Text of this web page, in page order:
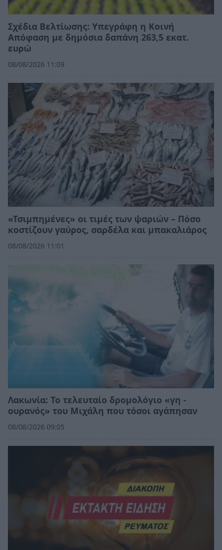
Σχέδια Βελτίωσης: Υπεγράφη η Κοινή
Απόφαση με δημόσια δαπάνη 263,5 εκατ.
ευρώ
08/08/2026 11:09
«Τσιμπημένες» οι τιμές των ψαριών – Πόσο
κοστίζουν γαύρος, σαρδέλα και μπακαλιάρος
08/08/2026 11:01
Λακωνία: Το τελευταίο δρομολόγιο «γη -
ουρανός» του Μιχάλη που τόσοι αγάπησαν
08/08/2026 09:05